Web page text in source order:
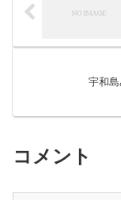
宇和
コメント